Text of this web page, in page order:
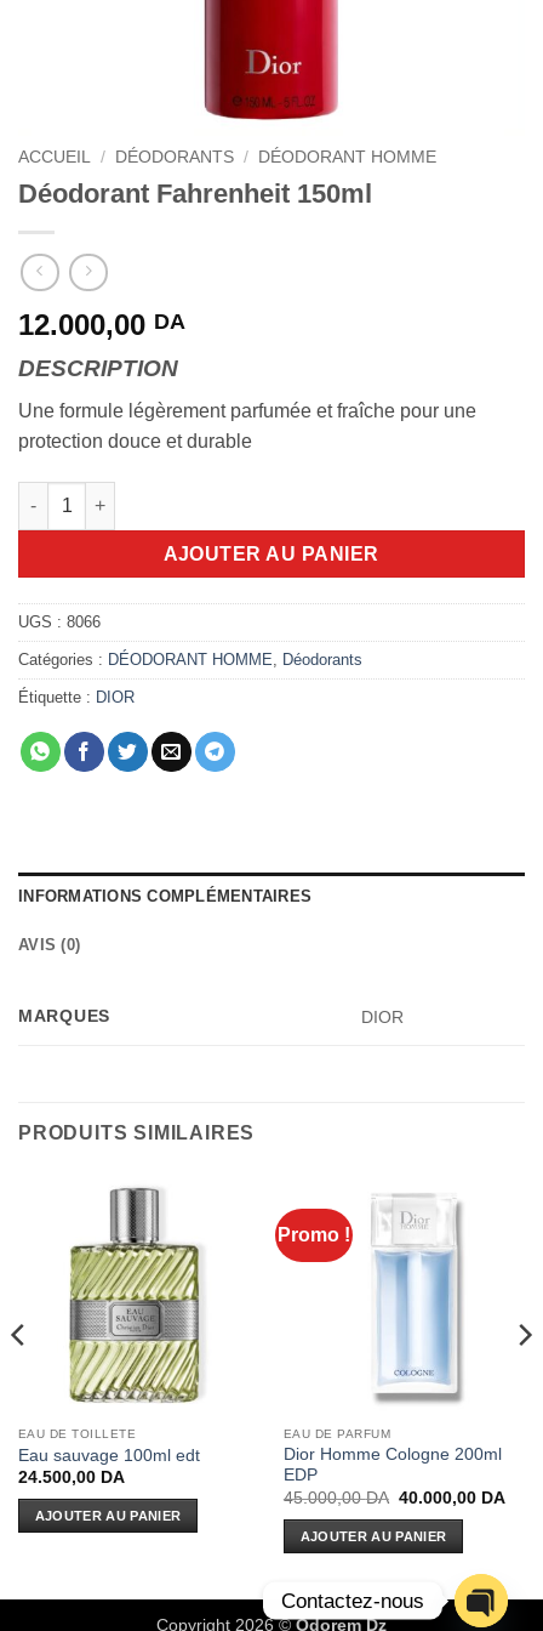
ACCUEIL / DÉODORANTS / DÉODORANT HOMME
Déodorant Fahrenheit 150ml
12.000,00 DA
DESCRIPTION
Une formule légèrement parfumée et fraîche pour une
protection douce et durable
quantité de Déodorant Fahrenheit 150ml
AJOUTER AU PANIER
UGS : 8066
Catégories : DÉODORANT HOMME Déodorants
Étiquette : DIOR
INFORMATIONS COMPLÉMENTAIRES
AVIS (0)
MARQUES DIOR
PRODUITS SIMILAIRES
EAU DE TOILLETE
Eau sauvage 100ml edt
24.500,00 DA
AJOUTER AU PANIER
Promo !
EAU DE PARFUM
Dior Homme Cologne 200ml
EDP
45.000,00DA Le
initial
était :
40.000,00 DALe
AJOUTER AU PANIER
Copyright 2026 ©Odorem Dz
Contactez-nous